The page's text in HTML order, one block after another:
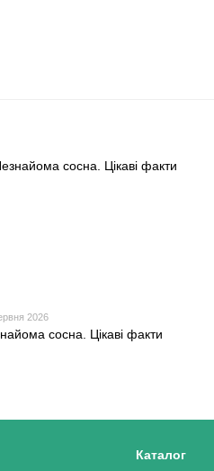
2026
сосна. Цікаві факти
Каталог